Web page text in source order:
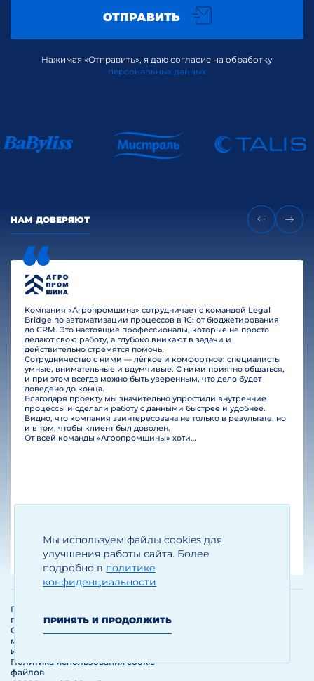
Мы используем файлы cookies для
улучшения работы сайта. Более
подробно в политике
конфиденциальности
ПРИНЯТЬ И ПРОДОЛЖИТЬ
ОТПРАВИТЬ
Нажимая «Отправить», я даю согласие на обработку
персональных данных
НАМ ДОВЕРЯЮТ
Компания «Агропромшина» сотрудничает с командой Legal
Bridge по автоматизации процессов в 1С: от бюджетирования
до CRM. Это настоящие профессионалы, которые не просто
делают свою работу, а глубоко вникают в задачи и
действительно стремятся помочь.
Сотрудничество с ними — лёгкое и комфортное: специалисты
умные, внимательные и вдумчивые. С ними приятно общаться,
и при этом всегда можно быть уверенным, что дело будет
доведено до конца.
Благодаря проекту мы значительно упростили внутренние
процессы и сделали работу с данными быстрее и удобнее.
Видно, что компания заинтересована не только в результате, но
и в том, чтобы клиент был доволен.
От всей команды «Агропромшины» хотим поблагодарить специалистов Legal Bridge за отличную работу и человеческое отношение.…
Егизарян И.А.
Генеральный директор
Политика обработки и защиты
персональных данных
Политика использования cookie-
файлов
Соглашение об использовании
материалов и сервисов
интернет-сайта